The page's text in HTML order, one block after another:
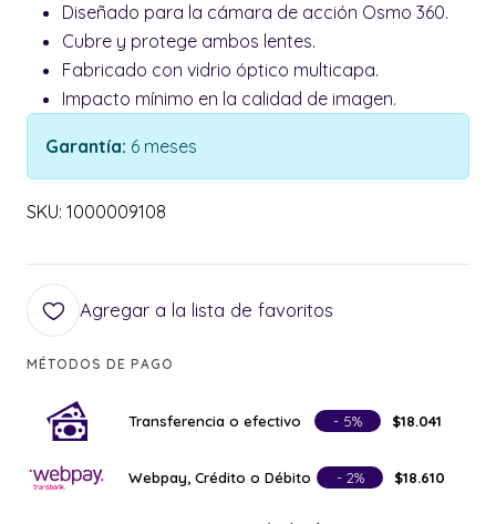
Diseñado para la cámara de acción Osmo 360.
Cubre y protege ambos lentes.
Fabricado con vidrio óptico multicapa.
Impacto mínimo en la calidad de imagen.
Garantía: 6 meses
SKU: 1000009108
Agregar a la lista de favoritos
MÉTODOS DE PAGO
Transferencia o efectivo - 5% $18.041
Webpay, Crédito o Débito - 2% $18.610